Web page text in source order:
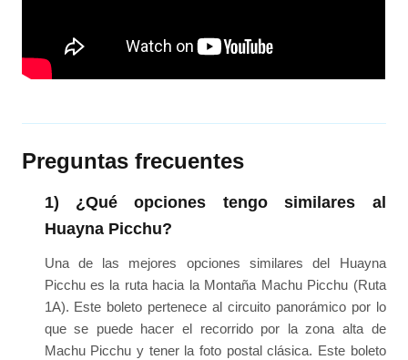
Preguntas frecuentes
1) ¿Qué opciones tengo similares al
Huayna Picchu?
Una de las mejores opciones similares del Huayna
Picchu es la ruta hacia la Montaña Machu Picchu (Ruta
1A). Este boleto pertenece al circuito panorámico por lo
que se puede hacer el recorrido por la zona alta de
Machu Picchu y tener la foto postal clásica. Este boleto